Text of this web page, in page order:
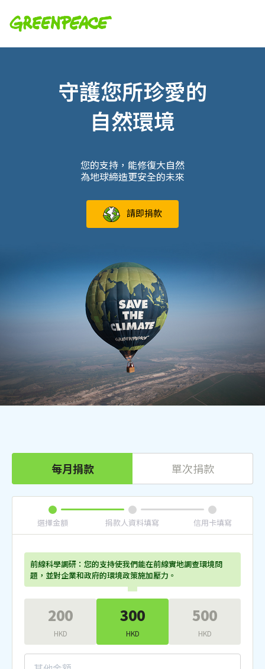
守護您所珍愛的
自然環境
您的支持，能修復大自然
為地球締造更安全的未來
請即捐款
每月捐款 單次捐款
選擇金額 捐款人資料填寫 信用卡填寫
200
HKD
300
HKD
500
HKD
前線科學調研：您的支持使我們能在前線實地調查環境問
題，並對企業和政府的環境政策施加壓力。